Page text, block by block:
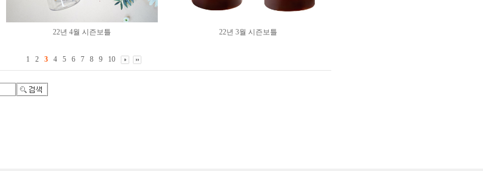
22년 4월 시즌보틀 22년 3월 시즌보틀
1 2 3 4 5 6 7 8 9 10